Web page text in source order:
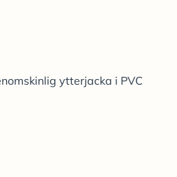
ytterjacka i PVC